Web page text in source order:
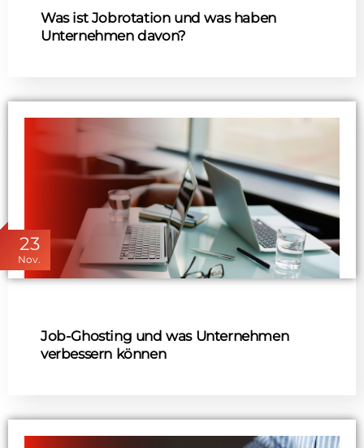
Was ist Jobrotation und was haben
Unternehmen davon?
23
Nov.
Job-Ghosting und was Unternehmen
verbessern können